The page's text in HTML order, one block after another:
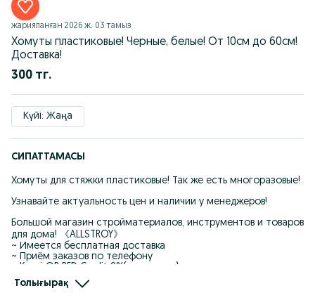
жарияланған 2026 ж. 03 тамыз
Хомуты пластиковые! Черные, белые! От 10см до 60см!
Доставка!
300 тг.
Күйі: Жаңа
СИПАТТАМАСЫ
Хомуты для стяжки пластиковые! Так же есть многоразовые!
Узнавайте актуальность цен и наличии у менеджеров!
Большой магазин стройматериалов, инструментов и товаров
для дома! 《ALLSTROY》
~ Имеется бесплатная доставка
~ Приём заказов по телефону
~ Kaspi QR RED Credit 0%(рассрочка)
~ Низкие цены/Дисконтная система
~ Акций и подарочные сертификаты
Толығырақ